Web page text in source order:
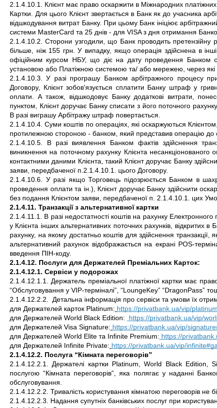
2.1.4.10.1. Клієнт має право оскаржити в Міжнародних
Картки. Для цього Клієнт звертається в Банк як до учасника
відшкодування витрат Банку. При цьому Банк ініціює
системи MasterCard та 25 днів - для VISA з дня отримання
2.1.4.10.2. Сторони узгодили, що Банк проводить претензійну
більше, ніж 155 грн. У випадку, якщо операція здійснена в
офіційним курсом НБУ, що діє на дату проведення Банком
установою або Платіжною системою та/ або мережею, через які
2.1.4.10.3. У разі програшу Банком арбітражного процесу
Договору, Клієнт зобов'язується сплатити Банку штраф у
оплати. А також, відшкодовує Банку додаткові витрати,
пунктом, Клієнт доручає Банку списати з його поточного
В разі виграшу Арбітражу штраф повертається.
2.1.4.10.4. Суми коштів по операціях, які оскаржуються
протилежною стороною - банком, який представив операцію до
2.1.4.10.5. В разі виявлення Банком фактів здійснення
виникнення на поточному рахунку Клієнта
контактними даними Клієнта, такий Клієнт доручає Банку
заяви, передбаченої п.2.1.4.10.1. цього Договору.
2.1.4.10.6. У разі якщо Торговець підозрюється Банком в
проведення оплати та ін.), Клієнт доручає Банку здійснити
без подання Клієнтом заяви, передбаченої п. 2.1.4.10.1. цих
2.1.4.11. Транзакції з альтернативної картки
2.1.4.11.1. В разі недостатності коштів на рахунку Електронного
у Клієнта інших альтернативних поточних рахунків, відкритих в
рахунку, на якому достатньо коштів для здійснення
альтернативний рахунок відображається на екрані POS-
введення ПІН-коду.
2.1.4.12. Послуги для Держателей Преміальних Карток:
2.1.4.12.1. Сервіси у подорожах
2.1.4.12.1.1. Держатель преміальної платіжної картки має
“Обслуговування у VIP-терміналі”, “LoungeKey” “DragonPass”
2.1.4.12.2.2.  Детальна інформація про сервіси та умови їх
для Держателей карток Platinum: https://privatbank.ua/vip/
для Держателей World Black Edition:
https://privatbank.ua/vip/
для Держателей Visa Signature: https://privatbank.ua/vip/
для Держателей World Elite та Infinite Premium: https://
для Держателей Infinite Private: https://privatbank.ua/vip/
2.1.4.12.2. Послуга “Кімната переговорів”
2.1.4.12.2.1. Держателі картки Platinum, World Black
послугою “Кімната переговорів”, яка полягає у наданні
обслуговування.
2.1.4.12.2.2. Тривалість користування кімнатою переговорів не
2.1.4.12.2.3. Надання супутніх банківських послуг при